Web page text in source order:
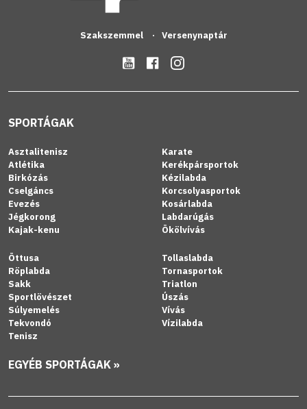
Szakszemmel Versenynaptár
SPORTÁGAK
Asztalitenisz
Atlétika
Birkózás
Cselgáncs
Evezés
Jégkorong
Kajak-kenu
Karate
Kerékpársportok
Kézilabda
Korcsolyasportok
Kosárlabda
Labdarúgás
Ökölvívás
Öttusa
Röplabda
Sakk
Sportlövészet
Súlyemelés
Tekvondó
Tenisz
Tollaslabda
Tornasportok
Triatlon
Úszás
Vívás
Vízilabda
EGYÉB SPORTÁGAK »